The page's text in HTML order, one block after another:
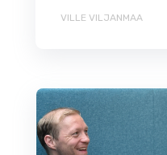
VILLE VILJANMAA